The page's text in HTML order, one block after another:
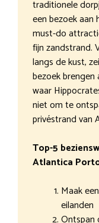
traditionele
een bezoek aan
must-do
fijn zandstrand.
langs de kust,
bezoek brengen
waar
niet om te
privéstrand van
Top-5
Atlantica
Maak
eilanden
Ontspan